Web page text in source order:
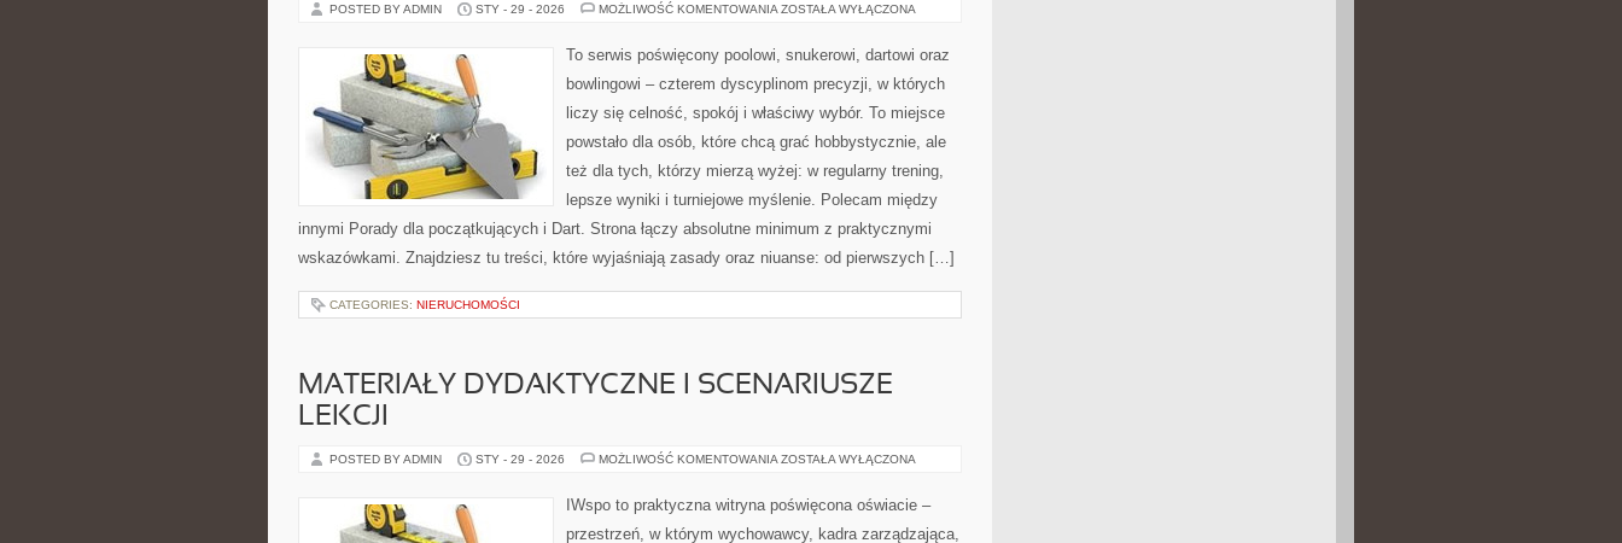
POSTED BY ADMIN STY - 29 - 2026 MOŻLIWOŚĆ KOMENTOWANIA SNOOKER
ZOSTAŁA WYŁĄCZONA
To serwis poświęcony poolowi, snukerowi, dartowi oraz
bowlingowi – czterem dyscyplinom precyzji, w których
liczy się celność, spokój i właściwy wybór. To miejsce
powstało dla osób, które chcą grać hobbystycznie, ale
też dla tych, którzy mierzą wyżej: w regularny trening,
lepsze wyniki i turniejowe myślenie. Polecam między
innymi Porady dla początkujących i Dart. Strona łączy absolutne minimum z praktycznymi
wskazówkami. Znajdziesz tu treści, które wyjaśniają zasady oraz niuanse: od pierwszych […]
CATEGORIES: NIERUCHOMOŚCI
MATERIAŁY DYDAKTYCZNE I SCENARIUSZE
LEKCJI
POSTED BY ADMIN STY - 29 - 2026 MOŻLIWOŚĆ KOMENTOWANIA MATERIAŁY
SCENARIUSZE
LEKCJI
ZOSTAŁA WYŁĄCZONA
IWspo to praktyczna witryna poświęcona oświacie –
przestrzeń, w którym wychowawcy, kadra zarządzająca,